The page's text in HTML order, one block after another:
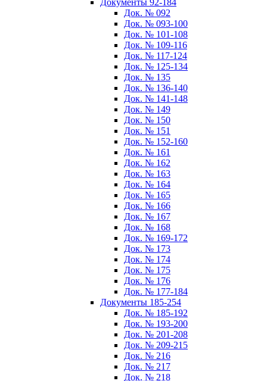
Документы 92-184
Док. № 092
Док. № 093-100
Док. № 101-108
Док. № 109-116
Док. № 117-124
Док. № 125-134
Док. № 135
Док. № 136-140
Док. № 141-148
Док. № 149
Док. № 150
Док. № 151
Док. № 152-160
Док. № 161
Док. № 162
Док. № 163
Док. № 164
Док. № 165
Док. № 166
Док. № 167
Док. № 168
Док. № 169-172
Док. № 173
Док. № 174
Док. № 175
Док. № 176
Док. № 177-184
Документы 185-254
Док. № 185-192
Док. № 193-200
Док. № 201-208
Док. № 209-215
Док. № 216
Док. № 217
Док. № 218